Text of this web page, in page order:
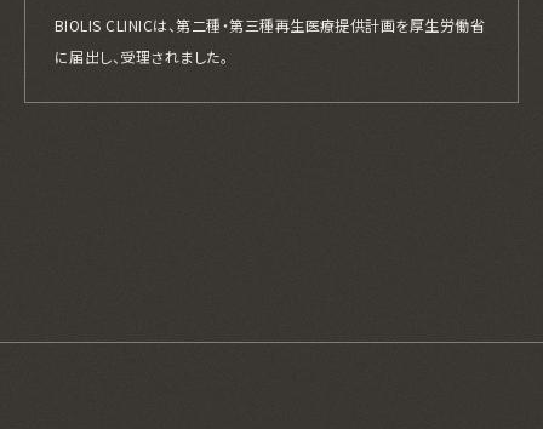
BIOLIS CLINICは、第二種・第三種再生医療提供計画を厚生労働省
に届出し、 受理されました。